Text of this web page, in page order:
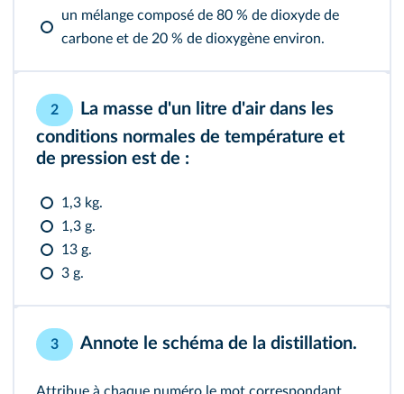
un mélange composé de 80 % de dioxyde de
carbone et de 20 % de dioxygène environ.
2
La masse d'un litre d'air dans les
conditions normales de température et
de pression est de :
1,3 kg.
1,3 g.
13 g.
3 g.
3 Annote le schéma de la distillation.